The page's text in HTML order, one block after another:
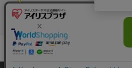
Copyright © 2001 IRISPLAZA.